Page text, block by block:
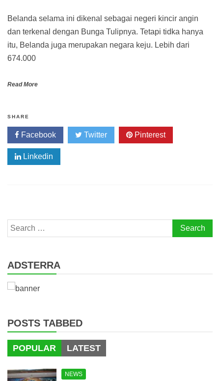
Belanda selama ini dikenal sebagai negeri kincir angin
dan terkenal dengan Bunga Tulipnya. Tetapi tidka hanya
itu, Belanda juga merupakan negara keju. Lebih dari
674.000
Read More
SHARE
Facebook Twitter Pinterest
Linkedin
Search
for:
ADSTERRA
POSTS TABBED
POPULAR LATEST
NEWS